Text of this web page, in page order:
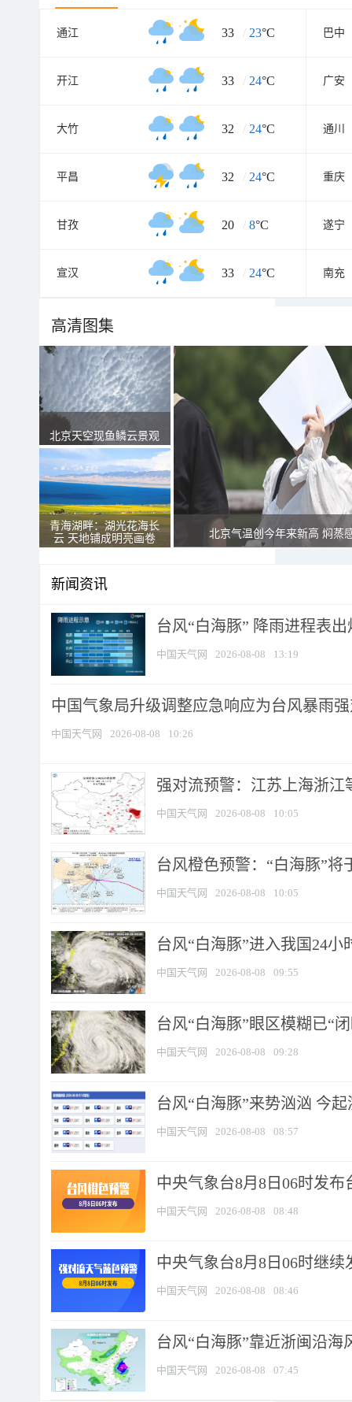
通江 33 / 23°C 巴中
开江 33 / 24°C 广安
大竹 32 / 24°C 通川
平昌 32 / 24°C 重庆
甘孜 20 / 8°C 遂宁
宣汉 33 / 24°C 南充
高清图集
北京天空现鱼鳞云景观
青海湖畔：湖光花海长
云 天地铺成明亮画卷
北京气温创今年来新高 焖蒸
新闻资讯
台风“白海豚” 降雨进程表
中国天气网 2026-08-08 13:19
中国气象局升级调整应急响应为台风暴雨
中国天气网 2026-08-08 10:26
强对流预警：江苏上海浙江
中国天气网 2026-08-08 10:05
台风橙色预警：“白海豚”将
中国天气网 2026-08-08 10:05
台风“白海豚”进入我国24
中国天气网 2026-08-08 09:55
台风“白海豚”眼区模糊已“
中国天气网 2026-08-08 09:28
台风“白海豚”来势汹汹 今
中国天气网 2026-08-08 08:57
中央气象台8月8日06时发布
中国天气网 2026-08-08 08:48
中央气象台8月8日06时继
中国天气网 2026-08-08 08:46
台风“白海豚”靠近浙闽沿
中国天气网 2026-08-08 07:45